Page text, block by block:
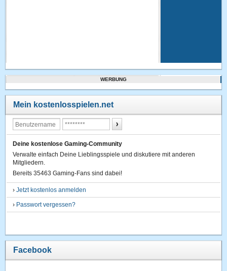
WERBUNG
Mein kostenlosspielen.net
Deine kostenlose Gaming-Community
Verwalte einfach Deine Lieblingsspiele und diskutiere mit anderen
Mitgliedern.
Bereits 35463 Gaming-Fans sind dabei!
›Jetzt kostenlos anmelden
› Passwort vergessen?
Facebook